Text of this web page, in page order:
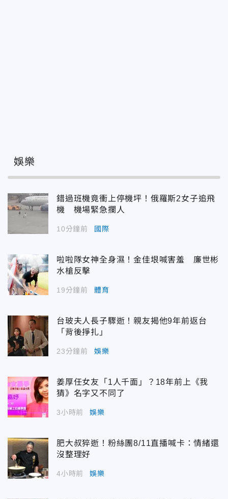
娛樂
錯過班機竟衝上停機坪！俄羅斯2女子追飛
機 機場緊急攔人
10分鐘前 國際
啦啦隊女神全身濕！金佳垠喊害羞 廉世彬
水槍反擊
19分鐘前 體育
台玻夫人長子驟逝！親友揭他9年前返台
「背後掙扎」
23分鐘前 娛樂
姜厚任女友「1人千面」？18年前上《我
猜》名字又不同了
3小時前 娛樂
肥大叔猝逝！粉絲團8/11直播喊卡：情緒還
沒整理好
4小時前 娛樂